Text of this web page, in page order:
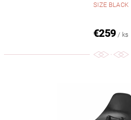
SIZE BLACK
€259 / ks